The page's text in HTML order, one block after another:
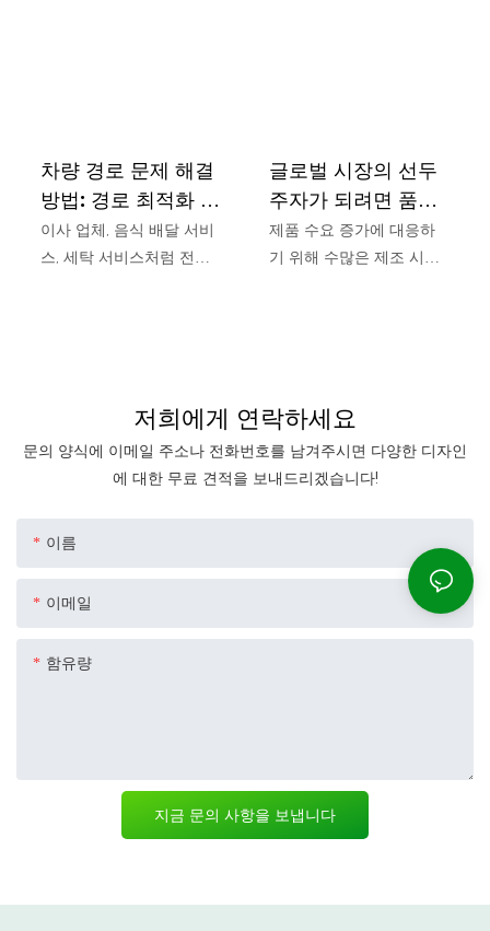
차량 경로 문제 해결
방법: 경로 최적화 소
프트웨어 및 API
이사 업체, 음식 배달 서비
스, 세탁 서비스처럼 전혀
글로벌 시장의 선두
주자가 되려면 품질
관리 전문 기업을 선
택해야 합니다.
제품 수요 증가에 대응하
기 위해 수많은 제조 시설
저희에게 연락하세요
문의 양식에 이메일 주소나 전화번호를 남겨주시면 다양한 디자인
에 대한 무료 견적을 보내드리겠습니다!
이름
이메일
함유량
지금 문의 사항을 보냅니다